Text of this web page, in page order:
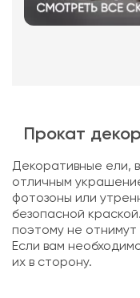
Прокат
Декоративные ели,
отличным
фотозоны или
безопасной
поэтому не
Если вам
их в сторону.